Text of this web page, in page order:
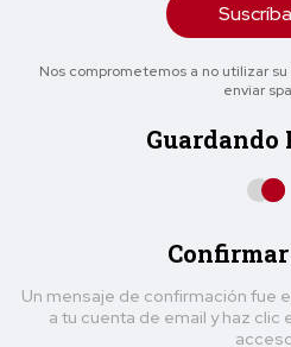
Nos comprometemos a no utilizar
enviar
Guardando
Un mensaje de confirmación fue
a tu cuenta de email y haz clic